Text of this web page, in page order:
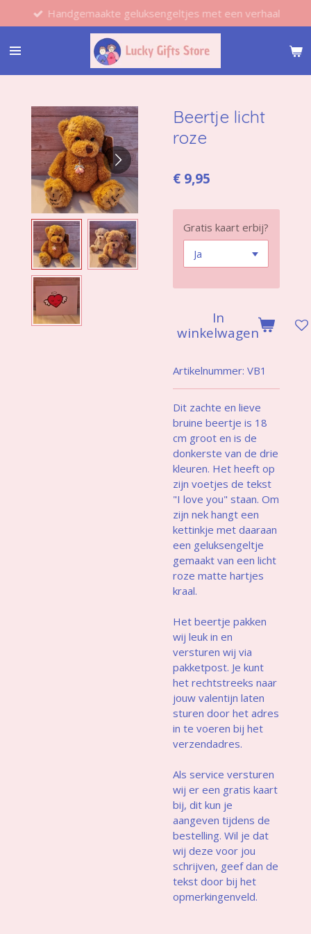
direct
naar
hoofdinhoud
Handgemaakte geluksengeltjes met een verhaal
Beertje licht
roze
€ 9,95
Gratis kaart erbij?
In
winkelwagen
Artikelnummer: VB1
Dit zachte en lieve
bruine beertje is 18
cm groot en is de
donkerste van de drie
kleuren. Het heeft op
zijn voetjes de tekst
"I love you" staan. Om
zijn nek hangt een
kettinkje met daaraan
een geluksengeltje
gemaakt van een licht
roze matte hartjes
kraal.
Het beertje pakken
wij leuk in en
versturen wij via
pakketpost. Je kunt
het rechtstreeks naar
jouw valentijn laten
sturen door het adres
in te voeren bij het
verzendadres.
Als service versturen
wij er een gratis kaart
bij, dit kun je
aangeven tijdens de
bestelling. Wil je dat
wij deze voor jou
schrijven, geef dan de
tekst door bij het
opmerkingenveld.